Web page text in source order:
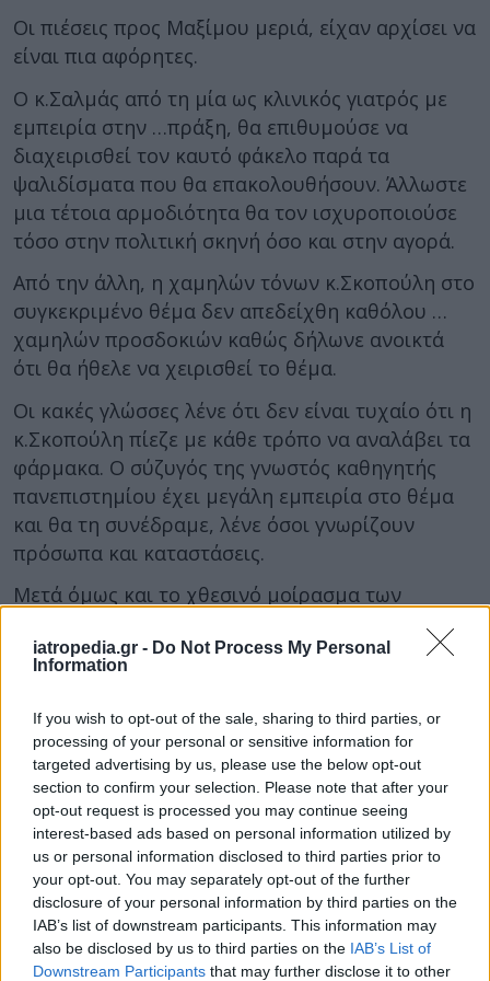
iatropedia.gr - Do Not Process My Personal
Information
If you wish to opt-out of the sale, sharing to third parties, or
processing of your personal or sensitive information for
targeted advertising by us, please use the below opt-out
section to confirm your selection. Please note that after your
opt-out request is processed you may continue seeing
interest-based ads based on personal information utilized by
us or personal information disclosed to third parties prior to
your opt-out. You may separately opt-out of the further
disclosure of your personal information by third parties on the
IAB’s list of downstream participants. This information may
also be disclosed by us to third parties on the IAB’s List of
Downstream Participants that may further disclose it to other
Οι πιέσεις προς Μαξίμου μεριά, είχαν αρχίσει να
είναι πια αφόρητες.
Ο κ.Σαλμάς από τη μία ως κλινικός γιατρός με
εμπειρία στην …πράξη, θα επιθυμούσε να
διαχειρισθεί τον καυτό φάκελο παρά τα
ψαλιδίσματα που θα επακολουθήσουν. Άλλωστε
μια τέτοια αρμοδιότητα θα τον ισχυροποιούσε
τόσο στην πολιτική σκηνή όσο και στην αγορά.
Από την άλλη, η χαμηλών τόνων κ.Σκοπούλη στο
συγκεκριμένο θέμα δεν απεδείχθη καθόλου …
χαμηλών προσδοκιών καθώς δήλωνε ανοικτά
ότι θα ήθελε να χειρισθεί το θέμα.
Οι κακές γλώσσες λένε ότι δεν είναι τυχαίο ότι η
κ.Σκοπούλη πίεζε με κάθε τρόπο να αναλάβει τα
φάρμακα. Ο σύζυγός της γνωστός καθηγητής
πανεπιστημίου έχει μεγάλη εμπειρία στο θέμα
και θα τη συνέδραμε, λένε όσοι γνωρίζουν
πρόσωπα και καταστάσεις.
Μετά όμως και το χθεσινό μοίρασμα των
δυσαρεστημένη για το …περιορισμένο
αντικείμενο που της ανατέθηκε.
Βέβαια αίσθηση προκαλεί και το γεγονός ότι η
υφυπουργός εμφανίζεται και υπέρμαχη της
τρόικας λέγοντας χαρακτηριστικά: “Οι κανόνες
που μπαίνουν από τους Ευρωπαίους δεν είναι
κόντρα στον κόσμο.
Όταν ο Ευρωπαίος λέει να μπει η δραστική
ουσία, δεν είναι κόντρα στον κόσμο. Αυτήν ξέρει
ο γιατρός. Είναι σωστό για τους ασθενείς. Για το
ποιο είναι το σκεύασμα ευθύνεται άλλος.